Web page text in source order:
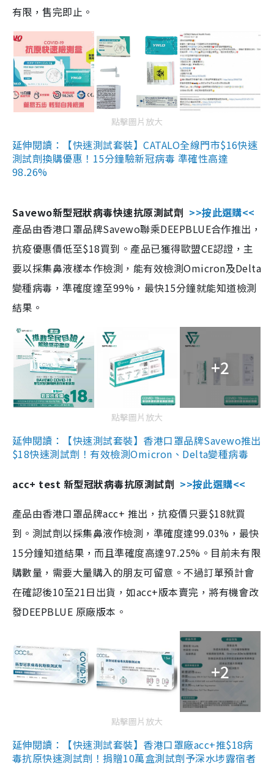
有限，售完即止。
點擊圖片放大
延伸閱讀：【快速測試套裝】CATALO全線門市$16快速
測試劑換購優惠！15分鐘驗新冠病毒 準確性高達
98.26%
Savewo新型冠狀病毒快速抗原測試劑 >>按此選購<<
產品由香港口罩品牌Savewo聯乘DEEPBLUE合作推出，
抗疫優惠價低至$18買到。產品已獲得歐盟CE認證，主
要以採集鼻液樣本作檢測，能有效檢測Omicron及Delta
變種病毒，準確度達至99%，最快15分鐘就能知道檢測
結果。
+2
點擊圖片放大
延伸閱讀：【快速測試套裝】香港口罩品牌Savewo推出
$18快速測試劑！有效檢測Omicron、Delta變種病毒
acc+ test 新型冠狀病毒抗原測試劑 >>按此選購<<
產品由香港口罩品牌acc+ 推出，抗疫價只要$18就買
到。測試劑以採集鼻液作檢測，準確度達99.03%，最快
15分鐘知道結果，而且準確度高達97.25%。目前未有限
購數量，需要大量購入的朋友可留意。不過訂單預計會
在確認後10至21日出貨，如acc+版本賣完，將有機會改
發DEEPBLUE 原廠版本。
+2
點擊圖片放大
延伸閱讀：【快速測試套裝】香港口罩廠acc+推$18病
毒抗原快速測試劑！捐贈10萬盒測試劑予深水埗露宿者